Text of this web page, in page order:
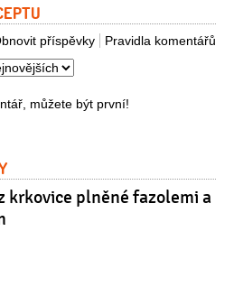
Pravidla komentářů
příspěvky
můžete být první!
krkovice plněné fazolemi a